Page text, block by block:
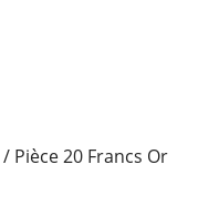
/ Pièce 20 Francs Or